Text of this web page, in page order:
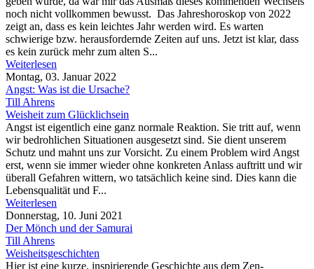
noch nicht vollkommen bewusst. Das Jahreshoroskop von 2022
zeigt an, dass es kein leichtes Jahr werden wird. Es warten
schwierige bzw. herausfordernde Zeiten auf uns. Jetzt ist klar, dass
es kein zurück mehr zum alten S...
Weiterlesen
Montag, 03. Januar 2022
Angst: Was ist die Ursache?
Till Ahrens
Weisheit zum Glücklichsein
Angst ist eigentlich eine ganz normale Reaktion. Sie tritt auf, wenn
wir bedrohlichen Situationen ausgesetzt sind. Sie dient unserem
Schutz und mahnt uns zur Vorsicht. Zu einem Problem wird Angst
erst, wenn sie immer wieder ohne konkreten Anlass auftritt und wir
überall Gefahren wittern, wo tatsächlich keine sind. Dies kann die
Lebensqualität und F...
Weiterlesen
Donnerstag, 10. Juni 2021
Der Mönch und der Samurai
Till Ahrens
Weisheitsgeschichten
Hier ist eine kurze, inspirierende Geschichte aus dem Zen-